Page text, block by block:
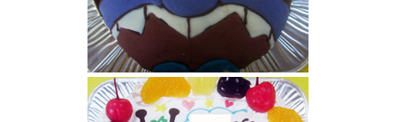
バイキンマンケーキ